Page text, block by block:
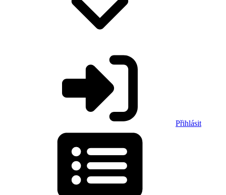
Přihlásit